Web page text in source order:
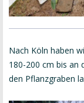
Nach Köln haben
180-200 cm bis an
den Pflanzgraben